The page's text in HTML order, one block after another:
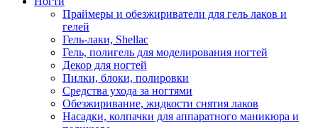
Праймеры и обезжириватели для гель лаков и
гелей
Гель-лаки, Shellac
Гель, полигель для моделирования ногтей
Декор для ногтей
Пилки, блоки, полировки
Средства ухода за ногтями
Обезжиривание, жидкости снятия лаков
Насадки, колпачки для аппаратного маникюра и